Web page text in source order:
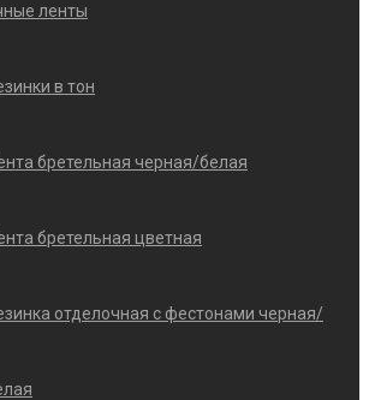
ленты
в тон
бретельная черная/белая
бретельная цветная
отделочная с фестонами черная/